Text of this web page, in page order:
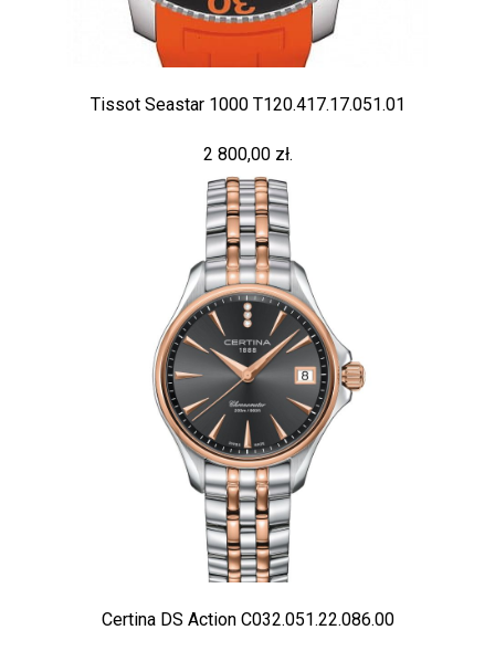
Tissot Seastar 1000 T120.417.17.051.01
2 800,00 zł.
Certina DS Action C032.051.22.086.00